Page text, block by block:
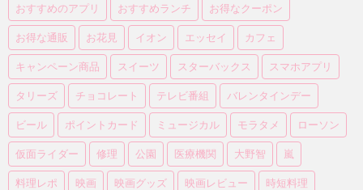
おすすめのアプリ おすすめランチ お得なクーポン
お得な通販 お花見 イオン エッセイ カフェ
キャンペーン商品 スイーツ スターバックス スマホアプリ
タリーズ チョコレート テレビ番組 バレンタインデー
ビール ポイントカード ミュージカル モラタメ ローソン
仮面ライダー 修理 公園 医療機関 大野智 嵐
料理レポ 映画 映画グッズ 映画レビュー 時短料理